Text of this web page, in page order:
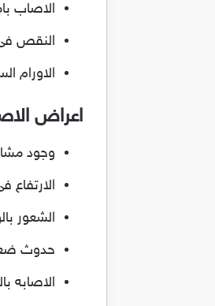
الاصاب
النقص فى
الاورام
اعراض
وجود
الارتفاع
الشعور
حدوث
الاصابه